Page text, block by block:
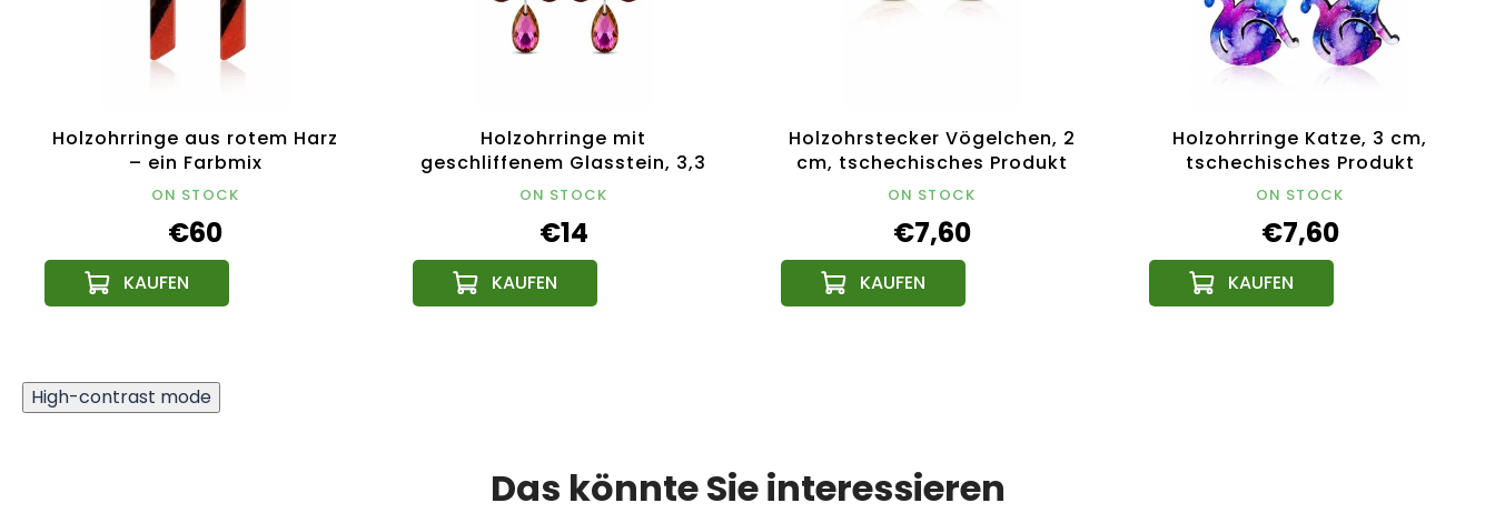
Holzohrringe aus rotem Harz
– ein Farbmix
ON STOCK
€60
Holzohrringe mit
geschliffenem Glasstein, 3,3
cm, tschechisches Produkt
ON STOCK
€14
Holzohrstecker Vögelchen, 2
cm, tschechisches Produkt
ON STOCK
€7,60
Holzohrringe Katze, 3 cm,
tschechisches Produkt
ON STOCK
€7,60
High-contrast mode
Das könnte Sie interessieren